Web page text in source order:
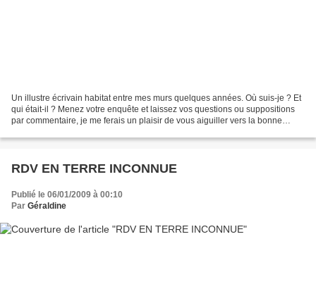
Un illustre écrivain habitat entre mes murs quelques années. Où suis-je ? Et
qui était-il ? Menez votre enquête et laissez vos questions ou suppositions
par commentaire, je me ferais un plaisir de vous aiguiller vers la bonne
RDV EN TERRE INCONNUE
Publié le 06/01/2009 à 00:10
Par Géraldine